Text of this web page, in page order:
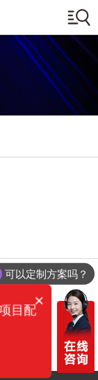
可以定制方案吗？
×
目配